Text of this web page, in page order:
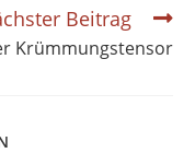
Beitrag
Krümmungstensor